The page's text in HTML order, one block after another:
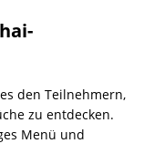
den Teilnehmern,
zu entdecken.
Menü und